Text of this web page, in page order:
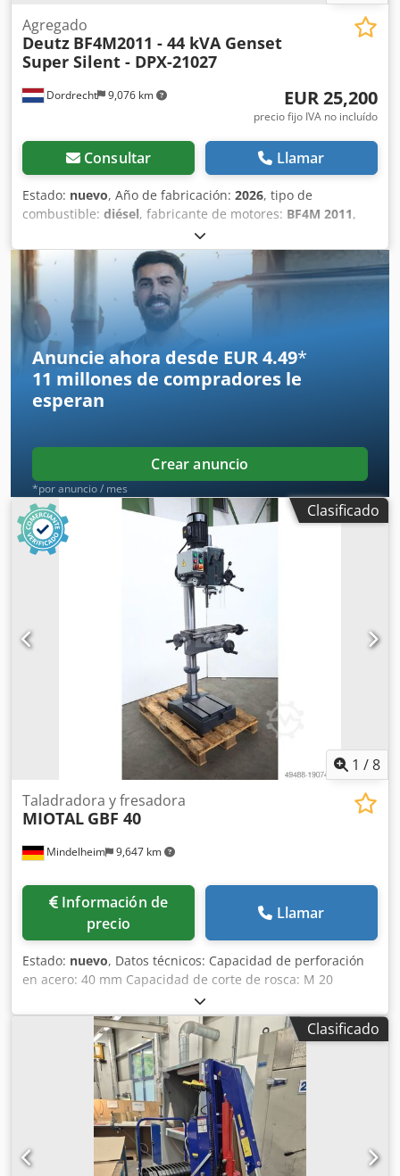
Dordrecht 9,076 km
Agregado
Deutz BF4M2011 - 44 kVA Genset
Super Silent - DPX-21027
EUR 25,200
precio fijo IVA no incluído
Consultar Llamar
Estado: nuevo, Año de fabricación: 2026, tipo de
combustible: diésel, fabricante de motores: BF4M 2011,
Uso previsto: Construcción Peso en vacío: 1.600 kg Potencia
del generador: 44 kVA Dimensiones del compartimiento de
carga: 240 x 120 x 175 cm Marcado CE: sí Capacidad del
depósito de agua: 175 l Póngase en contacto con el equipo
de DPX para obtener más información. = Otras opciones y
accesorios = Codeznrz Hepfx Aidsha - Batería - Panel de
control - Techo de acero - Cisterna
Anuncie ahora desde EUR 4.49*
11 millones de compradores le
esperan
Crear anuncio
*por anuncio / mes
Clasificado
1 /8
Mindelheim 9,647 km
Taladradora y fresadora
MIOTAL GBF 40
Información de
precio
Llamar
Estado: nuevo, Datos técnicos: Capacidad de perforación
en acero: 40 mm Capacidad de corte de rosca: M 20
Husillo: MK 3 Proyección: 260 mm Velocidades: (12) 55 -
2520 rpm Recorrido de la pluma: 130 mm Tamaño de la
mesa: 585 x 190 mm Recorrido X: 380 mm Recorrido Y: 190
mm Diámetro de la columna: 115 mm Chsdpfx Aiswhd
Afsdea Potencia del motor: 2,2 kW Peso aproximado: 300 kg
Equipo: - Tabla cruzada - Husillo de apriete roscado -
Dispositivo de corte de roscas - Mesa giratoria - Cubierta
protectora regulable en altura - Protección del husillo
asegurada por interruptor de límite
Clasificado